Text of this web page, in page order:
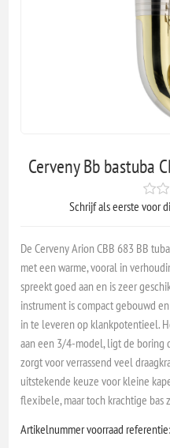
Cerveny Bb bastuba
Schrijf als eerste voor
De Cerveny Arion CBB 683 BB
met een warme, vooral in
spreekt goed aan en is zeer
instrument is compact gebouwd
in te leveren op klankpotentieel.
aan een 3/4-model, ligt de boring
zorgt voor verrassend veel
uitstekende keuze voor kleine
flexibele, maar toch krachtige bas
Artikelnummer voorraad referentie: